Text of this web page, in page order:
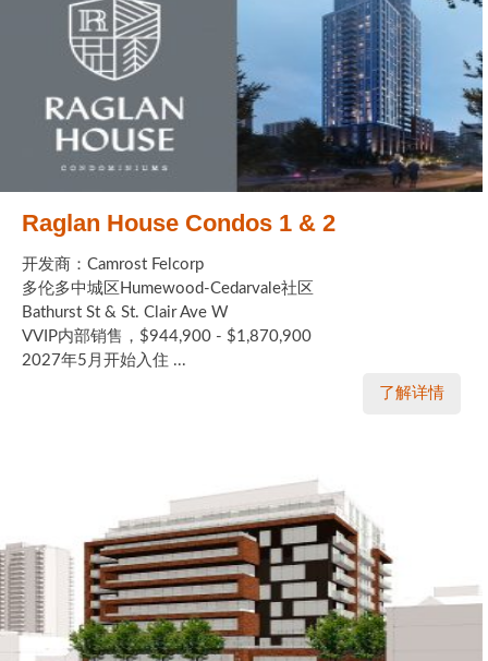
Raglan House Condos 1 & 2
开发商：Camrost Felcorp
多伦多中城区Humewood-Cedarvale社区
Bathurst St & St. Clair Ave W
VVIP内部销售，$944,900 - $1,870,900
2027年5月开始入住 ...
了解详情